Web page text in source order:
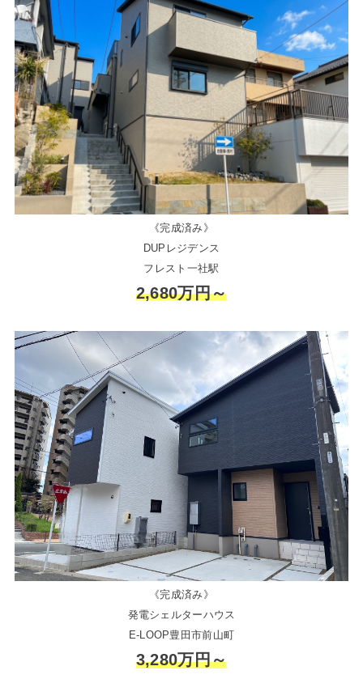
《完成済み》
DUPレジデンス
フレスト一社駅
2,680万円～
《完成済み》
発電シェルターハウス
E-LOOP豊田市前山町
3,280万円～